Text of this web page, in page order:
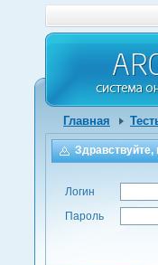
Главная
Здравствуйте,
Логин
Пароль